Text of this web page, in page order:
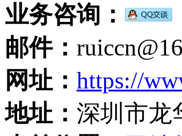
业务咨询：
邮件：
网址： https://
地址： 深圳市龙